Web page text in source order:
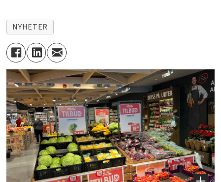
NYHETER